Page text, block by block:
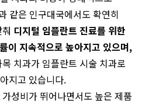
같은 인구대국에서도 확연히
디지털 임플란트 진료를 위한
이 지속적으로 높아지고 있으며,
치과가 임플란트 시술 치과로
지고 있습니다.
성비가 뛰어나면서도 높은 제품